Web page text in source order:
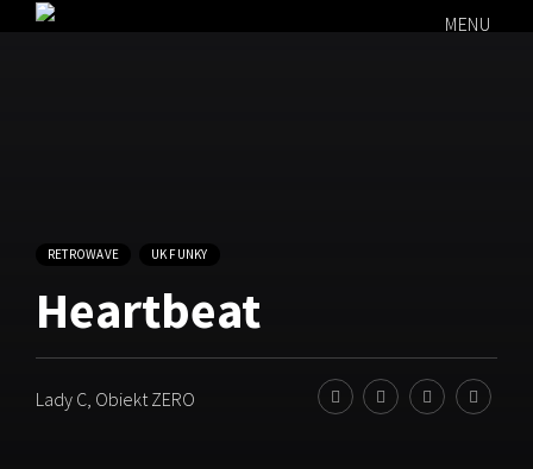
MENU
RETROWAVE UK FUNKY
Heartbeat
Lady C, Obiekt ZERO